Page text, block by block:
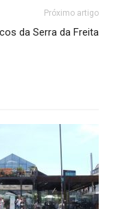
Próximo artigo
da Serra da Freita